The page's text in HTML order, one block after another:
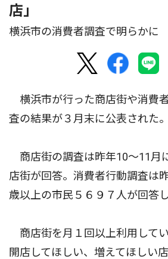
店｣
横浜市の消費者調査で明らかに
横浜市が行った商店街や消費
査の結果が３月末に公表された。
商店街の調査は昨年10〜11月
店街が回答。消費者行動調査は
歳以上の市民５６９７人が回答し
商店街を月１回以上利用して
開店してほしい、増えてほしい